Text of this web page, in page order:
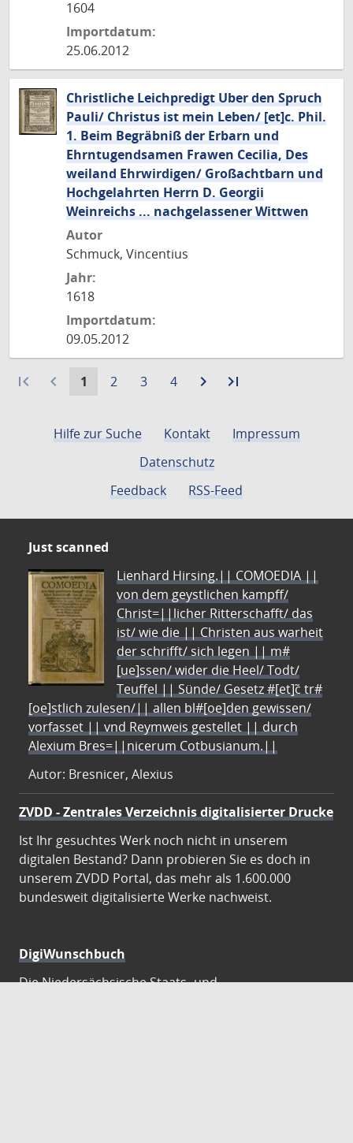
1604
Importdatum:
25.06.2012
Christliche Leichpredigt Uber den Spruch
Pauli/ Christus ist mein Leben/ [et]c. Phil.
1. Beim Begräbniß der Erbarn und
Ehrntugendsamen Frawen Cecilia, Des
weiland Ehrwirdigen/ Großachtbarn und
Hochgelahrten Herrn D. Georgii
Weinreichs ... nachgelassener Wittwen
Autor
Schmuck, Vincentius
Jahr:
1618
Importdatum:
09.05.2012
first_page navigate_before
Aktuelle
1
Gehe
2
Gehe
3
Gehe
4 navigate_next
Zurlast_page
Hilfe zur Suche
Kontakt
Impressum
Datenschutz
Feedback
RSS-Feed
Just scanned
Lienhard Hirsing.|| COMOEDIA ||
von dem geystlichen kampff/
Christ=||licher Ritterschafft/ das
ist/ wie die || Christen aus warheit
der schrifft/ sich legen || m#
[ue]ssen/ wider die Heel/ Todt/
Teuffel || Sünde/ Gesetz #[et]c̃ tr#
[oe]stlich zulesen/|| allen bl#[oe]den gewissen/
vorfasset || vnd Reymweis gestellet || durch
Alexium Bres=||nicerum Cotbusianum.||
Autor: Bresnicer, Alexius
ZVDD - Zentrales Verzeichnis digitalisierter Drucke
Ist Ihr gesuchtes Werk noch nicht in unserem
digitalen Bestand? Dann probieren Sie es doch in
unserem ZVDD Portal, das mehr als 1.600.000
bundesweit digitalisierte Werke nachweist.
DigiWunschbuch
Die Niedersächsische Staats- und